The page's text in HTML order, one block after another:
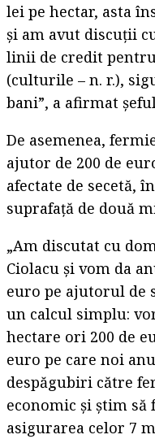
lei pe hectar, asta
şi am avut discuţii
linii de credit
(culturile – n. r.),
bani”, a afirmat
De asemenea,
ajutor de 200 de
afectate de secetă,
suprafaţă de două
„Am discutat cu
Ciolacu şi vom da
euro pe ajutorul de
un calcul simplu:
hectare ori 200 de
euro pe care noi
despăgubiri către
economic şi ştim să
asigurarea celor 7